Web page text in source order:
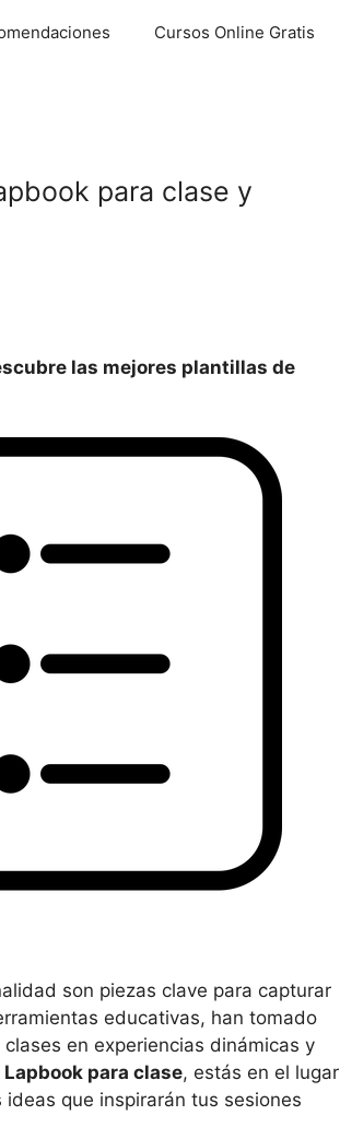
Cursos Online Gratis
para clase y
las mejores plantillas de
son piezas clave para capturar
educativas, han tomado
en experiencias dinámicas y
para clase, estás en el lugar
que inspirarán tus sesiones